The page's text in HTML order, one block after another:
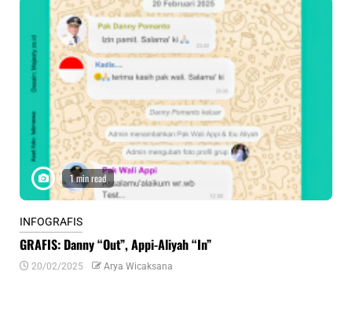
1 min read
INFOGRAFIS
GRAFIS: Danny “Out”, Appi-Aliyah “In”
20/02/2025 Arya Wicaksana